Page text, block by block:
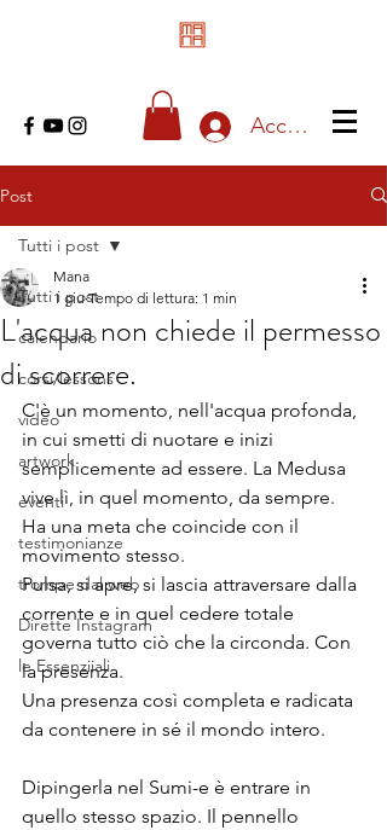
Accedi
Post
Tutti i post
calendario
corsi/lessons
video
artwork
eventi
testimonianze
trompe dal web
Dirette Instagram
le Essenziiali
Tutti i post
L'acqua non chiede il permesso
di scorrere.
Mana
1 giu Tempo di lettura: 1 min
C'è un momento, nell'acqua profonda,
in cui smetti di nuotare e inizi
semplicemente ad essere. La Medusa
vive lì, in quel momento, da sempre.
Ha una meta che coincide con il
movimento stesso.
Pulsa, si apre, si lascia attraversare dalla
corrente e in quel cedere totale
governa tutto ciò che la circonda. Con
la presenza.
Una presenza così completa e radicata
da contenere in sé il mondo intero.
Dipingerla nel Sumi-e è entrare in
quello stesso spazio. Il pennello